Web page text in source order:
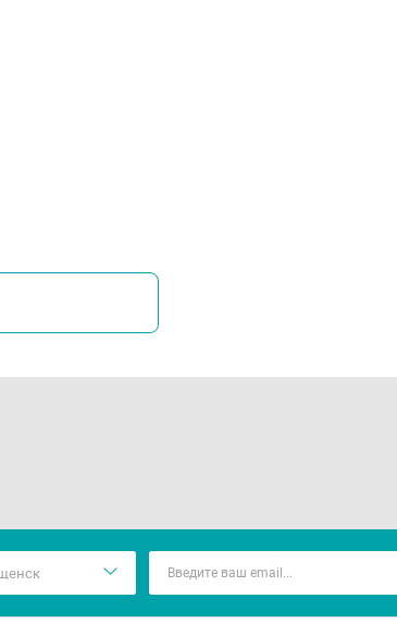
процессов
работоспособности
продукта, острые формы пародонтита.